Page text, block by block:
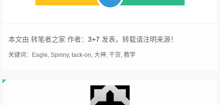
本文由 转笔者之家 作者：3+7 发表，转载请注明来源！
关键词： Eagle ,Spinny,tack-on ,大神 ,干货 ,教学